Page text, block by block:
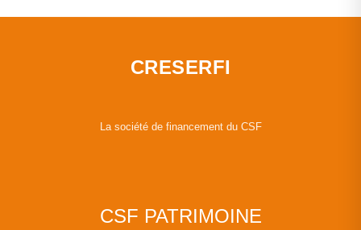
CRESERFI
La société de financement du CSF
CSF PATRIMOINE